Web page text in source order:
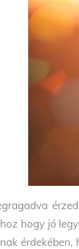
hogy jó